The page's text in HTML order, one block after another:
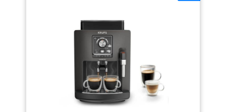
NETTOYAGE 100 %
AUTOMATIQUE : une machine
profondeur 3 fois par an, sans
démontage et avec une seule
RÉPARABILITÉ PENDANT 15
ANS AU JUSTE PRIX : faites
réparer votre produit par notre
réseau de 6 200 centres de
simple pression et passer d'un
PERSONNALISÉ: chaque tasse
choisissez un café court ou long
d’une simple touche VOTRE
LAIT COMME VOUS L'AIMEZ: le
mousseur à lait 2-en-1 permet
de choisir entre lait chaud ou